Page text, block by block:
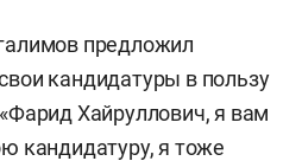
предложил
кандидатуры в пользу
Хайруллович, я вам
кандидатуру, я тоже